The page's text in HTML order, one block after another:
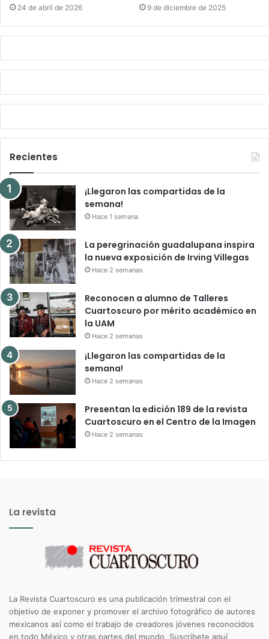
24 de abril de 2026 9 de diciembre de 2025
Recientes
¡Llegaron las compartidas de la
semana!
Hace 1 semana
La peregrinación guadalupana inspira
la nueva exposición de Irving Villegas
Hace 2 semanas
Reconocen a alumno de Talleres
Cuartoscuro por mérito académico en
la UAM
Hace 2 semanas
¡Llegaron las compartidas de la
semana!
Hace 2 semanas
Presentan la edición 189 de la revista
Cuartoscuro en el Centro de la Imagen
Hace 2 semanas
La revista
La Revista Cuartoscuro es una publicación trimestral con el
objetivo de exponer y promover el archivo fotográfico de autores
mexicanos así como el trabajo de creadores jóvenes reconocidos
en todo México y otras partes del mundo. Suscríbete aquí